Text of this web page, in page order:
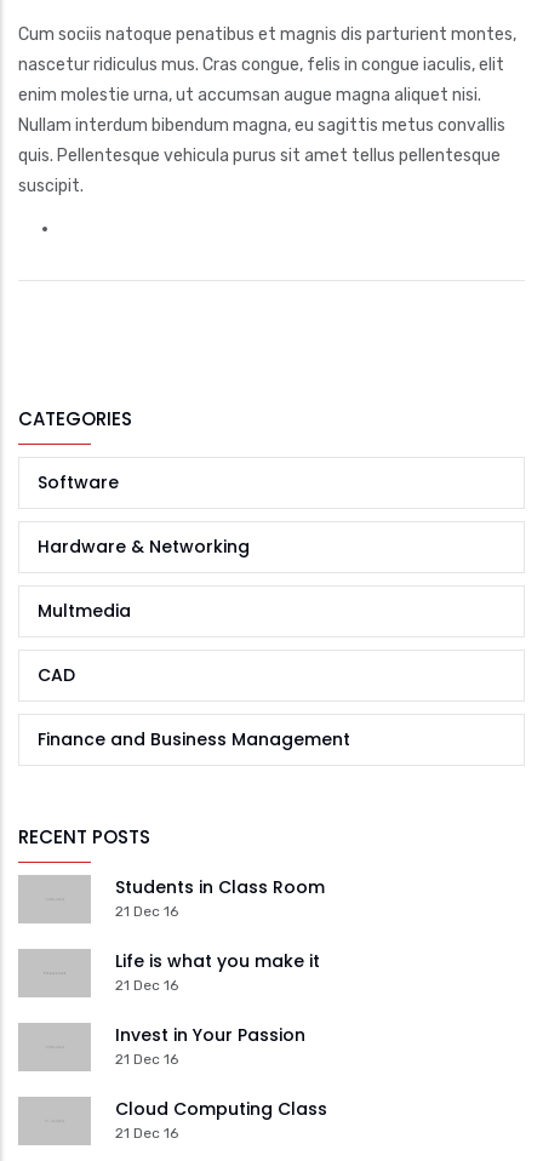
Cum sociis natoque penatibus et magnis dis parturient montes,
nascetur ridiculus mus. Cras congue, felis in congue iaculis, elit
enim molestie urna, ut accumsan augue magna aliquet nisi.
Nullam interdum bibendum magna, eu sagittis metus convallis
quis. Pellentesque vehicula purus sit amet tellus pellentesque
suscipit.
CATEGORIES
Software
Hardware & Networking
Multmedia
CAD
Finance and Business Management
RECENT POSTS
Students in Class Room
21 Dec 16
Life is what you make it
21 Dec 16
Invest in Your Passion
21 Dec 16
Cloud Computing Class
21 Dec 16